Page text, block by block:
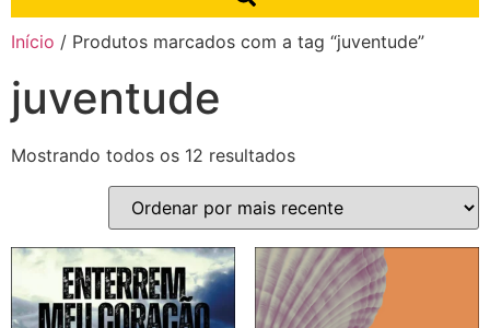
Início / Produtos marcados com a tag “juventude”
juventude
Mostrando todos os 12 resultados